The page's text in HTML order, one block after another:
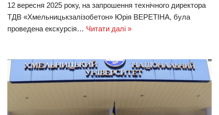
12 вересня 2025 року, на запрошення технічного директора
ТДВ «Хмельницькзалізобетон» Юрія ВЕРЕТІНА, була
проведена екскурсія… Читати далі »